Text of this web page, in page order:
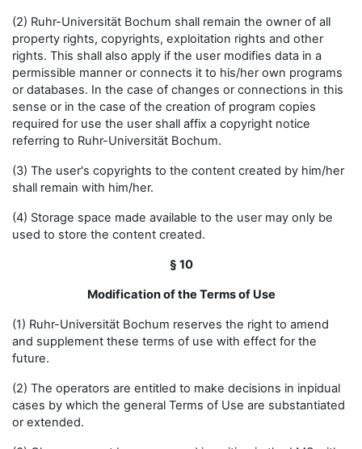
(2) Ruhr-Universität Bochum shall remain the owner of all
property rights, copyrights, exploitation rights and other
rights. This shall also apply if the user modifies data in a
permissible manner or connects it to his/her own programs
or databases. In the case of changes or connections in this
sense or in the case of the creation of program copies
required for use the user shall affix a copyright notice
referring to Ruhr-Universität Bochum.
(3) The user's copyrights to the content created by him/her
shall remain with him/her.
(4) Storage space made available to the user may only be
used to store the content created.
§ 10
Modification of the Terms of Use
(1) Ruhr-Universität Bochum reserves the right to amend
and supplement these terms of use with effect for the
future.
(2) The operators are entitled to make decisions in inpidual
cases by which the general Terms of Use are substantiated
or extended.